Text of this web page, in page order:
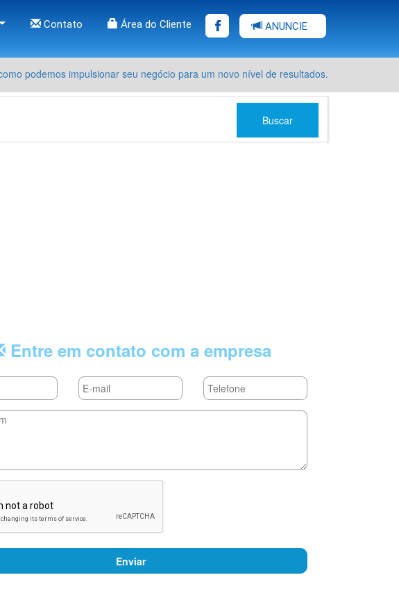
Contato Área do Cliente ANUNCIE
podemos impulsionar seu negócio para um novo nível de resultados.
Buscar
Entre em contato com a empresa
Enviar